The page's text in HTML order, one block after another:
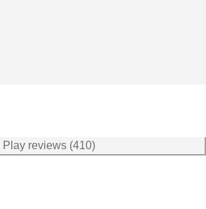
Play reviews (410)